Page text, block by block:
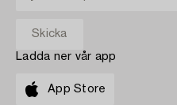
Ladda ner vår app
App Store